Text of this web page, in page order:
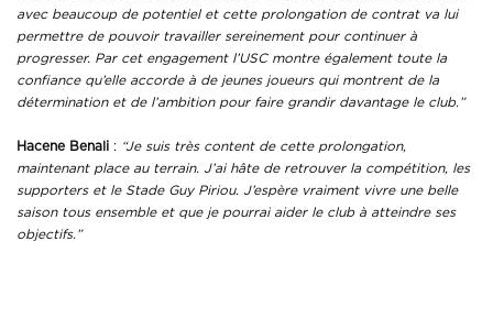
avec beaucoup de potentiel et cette prolongation de contrat va lui
permettre de pouvoir travailler sereinement pour continuer à
progresser. Par cet engagement l’USC montre également toute la
confiance qu’elle accorde à de jeunes joueurs qui montrent de la
détermination et de l’ambition pour faire grandir davantage le club.”
Hacene Benali : “Je suis très content de cette prolongation,
maintenant place au terrain. J’ai hâte de retrouver la compétition, les
supporters et le Stade Guy Piriou. J’espère vraiment vivre une belle
saison tous ensemble et que je pourrai aider le club à atteindre ses
objectifs.”